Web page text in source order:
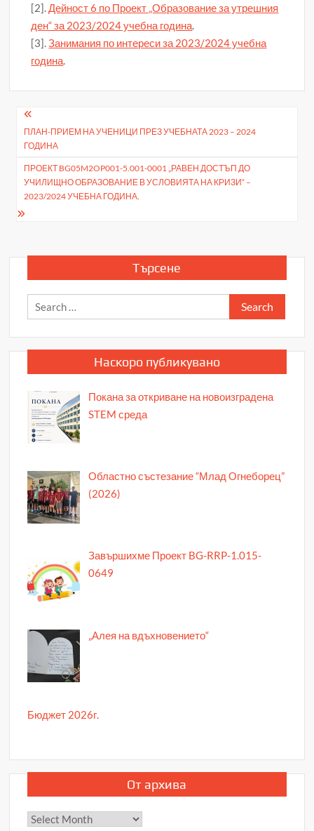
[2].Дейност 6 по Проект „Образование за утрешния
ден“ за 2023/2024 учебна година.
[3].Занимания по интереси за 2023/2024 учебна
година.
Post
navigation
ПЛАН-ПРИЕМ НА УЧЕНИЦИ ПРЕЗ УЧЕБНАТА 2023 – 2024
ГОДИНА
ПРОЕКТ BG05M2OP001-5.001-0001 „РАВЕН ДОСТЪП ДО
УЧИЛИЩНО ОБРАЗОВАНИЕ В УСЛОВИЯТА НА КРИЗИ“ –
2023/2024 УЧЕБНА ГОДИНА.
Търсене
Search
for:
Наскоро публикувано
Покана за откриване на новоизградена
STEM среда
Областно състезание “Млад Огнеборец”
(2026)
Завършихме Проект BG-RRP-1.015-
0649
„Алея на вдъхновението“
Бюджет 2026г.
От архива
От